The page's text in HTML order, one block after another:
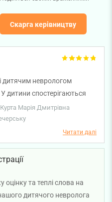
Скарга керівництву
дитячим неврологом
спостерігаються
чіткий план дій.
І в загальному від
Несподівано швидкий
Дякуємо!
Марія Дмитрівна
Читати далі
оцінку та теплі слова на
дитячого невролога